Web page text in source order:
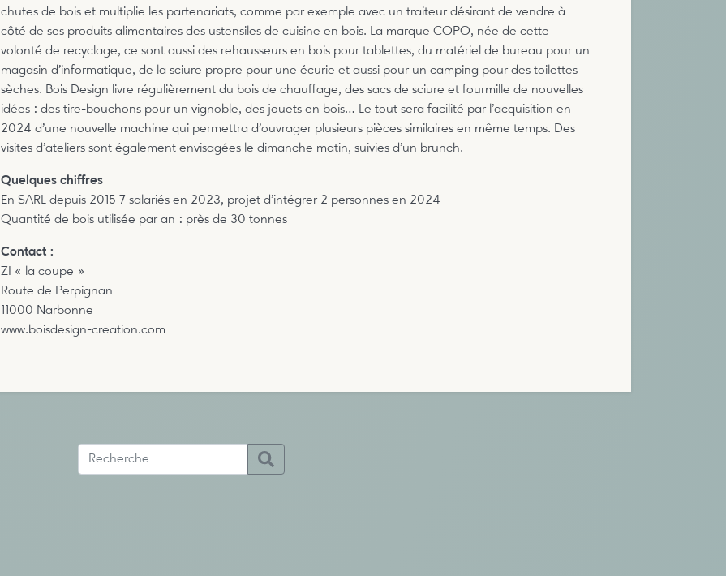
chutes de bois et multiplie les partenariats, comme par exemple avec un traiteur désirant de vendre à
côté de ses produits alimentaires des ustensiles de cuisine en bois. La marque COPO, née de cette
volonté de recyclage, ce sont aussi des rehausseurs en bois pour tablettes, du matériel de bureau pour un
magasin d’informatique, de la sciure propre pour une écurie et aussi pour un camping pour des toilettes
sèches. Bois Design livre régulièrement du bois de chauffage, des sacs de sciure et fourmille de nouvelles
idées : des tire-bouchons pour un vignoble, des jouets en bois… Le tout sera facilité par l’acquisition en
2024 d’une nouvelle machine qui permettra d’ouvrager plusieurs pièces similaires en même temps. Des
visites d’ateliers sont également envisagées le dimanche matin, suivies d’un brunch.
Quelques chiffres
En SARL depuis 2015 7 salariés en 2023, projet d’intégrer 2 personnes en 2024
Quantité de bois utilisée par an : près de 30 tonnes
Contact :
ZI « la coupe »
Route de Perpignan
11000 Narbonne
www.boisdesign-creation.com